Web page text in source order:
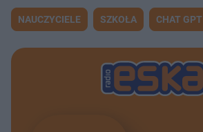
NAUCZYCIELE SZKOŁA CHAT GPT